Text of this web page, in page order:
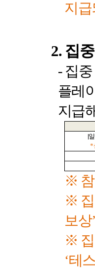
지
2. 집
- 집
플레
지급
[
*
※
※ 집
보
※
‘테